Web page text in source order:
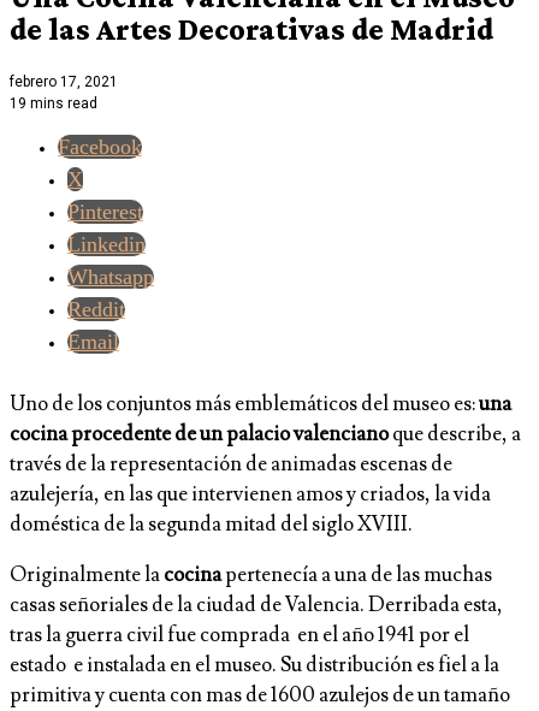
de las Artes Decorativas de Madrid
febrero 17, 2021
19 mins read
Facebook
X
Pinterest
Linkedin
Whatsapp
Reddit
Email
Uno de los conjuntos más emblemáticos del museo es:una
cocina procedente de un palacio valencianoque describe, a
través de la representación de animadas escenas de
azulejería, en las que intervienen amos y criados, la vida
doméstica de la segunda mitad del siglo XVIII.
Originalmente lacocinapertenecía a una de las muchas
casas señoriales de la ciudad de Valencia. Derribada esta,
tras la guerra civil fue comprada en el año 1941 por el
estado e instalada en el museo. Su distribución es fiel a la
primitiva y cuenta con mas de 1600 azulejos de un tamaño